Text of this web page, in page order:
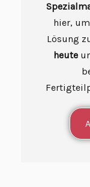
hier,
Lösung
heute